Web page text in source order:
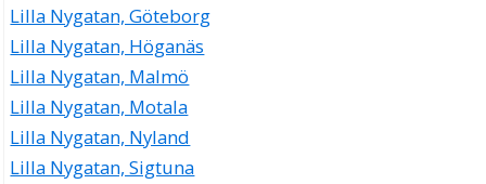
Lilla Nygatan, Göteborg
Lilla Nygatan, Höganäs
Lilla Nygatan, Malmö
Lilla Nygatan, Motala
Lilla Nygatan, Nyland
Lilla Nygatan, Sigtuna